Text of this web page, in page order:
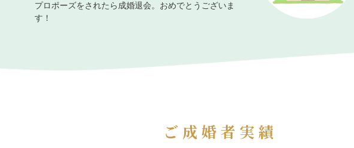
プロポーズをされたら成婚退会。おめでとうございま
す！
ご成婚者実績